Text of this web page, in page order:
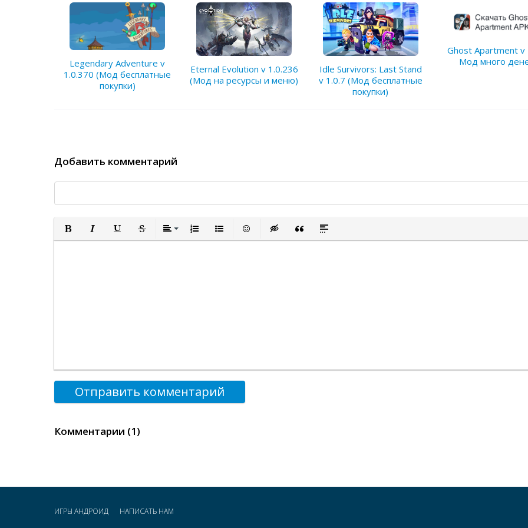
Legendary Adventure v
1.0.370 (Мод бесплатные
покупки)
Eternal Evolution v 1.0.236
(Мод на ресурсы и меню)
Idle Survivors: Last Stand
v 1.0.7 (Мод бесплатные
покупки)
Ghost Apartment v
Мод много
Добавить комментарий
Полужирный
КурсивПодчеркнутый
ЗачеркнутыйВыравнивание
Нумерованный список
Маркированный список
Вставить смайлик
Вставка скрытого текста
Вставка цитаты
Вставка спойлера
Отправить комментарий
Комментарии (1)
ИГРЫ АНДРОИД НАПИСАТЬ НАМ